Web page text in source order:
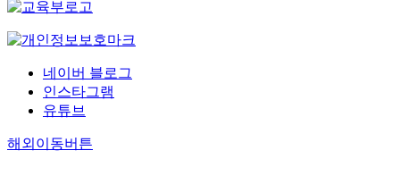
네이버 블로그
인스타그램
유튜브
해외이동버튼